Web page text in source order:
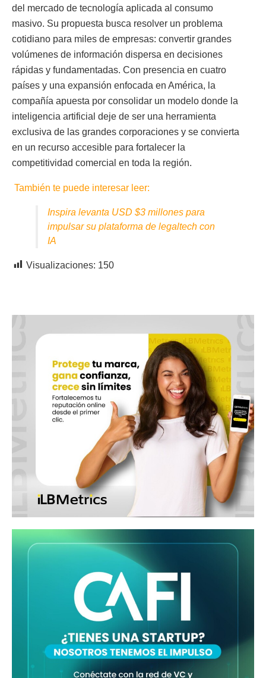
del mercado de tecnología aplicada al consumo
masivo. Su propuesta busca resolver un problema
cotidiano para miles de empresas: convertir grandes
volúmenes de información dispersa en decisiones
rápidas y fundamentadas. Con presencia en cuatro
países y una expansión enfocada en América, la
compañía apuesta por consolidar un modelo donde la
inteligencia artificial deje de ser una herramienta
exclusiva de las grandes corporaciones y se convierta
en un recurso accesible para fortalecer la
competitividad comercial en toda la región.
También te puede interesar leer:
Inspira levanta USD $3 millones para
impulsar su plataforma de legaltech con
IA
Visualizaciones: 150